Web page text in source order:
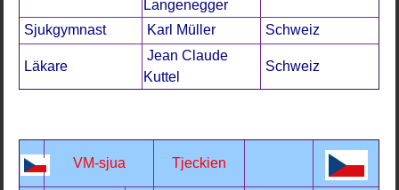
Langenegger
Sjukgymnast Karl Müller Schweiz
Läkare
Jean Claude
Kuttel
Schweiz
VM-sjua Tjeckien